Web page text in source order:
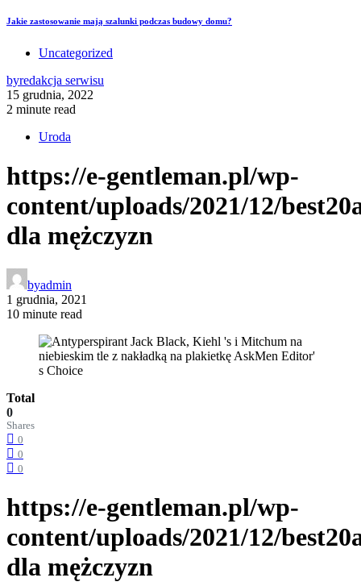
Jakie zastosowanie mają szalunki podczas budowy domu?
Uncategorized
byredakcja serwisu
15 grudnia, 2022
2 minute read
Uroda
https://e-gentleman.pl/wp-
content/uploads/2021/12/
dla mężczyzn
byadmin
1 grudnia, 2021
10 minute read
Total
0
Shares
0
0
0
https://e-gentleman.pl/wp-
content/uploads/2021/12/
dla mężczyzn